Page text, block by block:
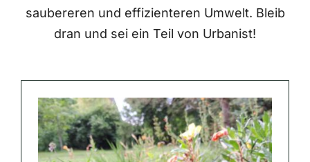
saubereren und effizienteren Umwelt. Bleib
dran und sei ein Teil von Urbanist!